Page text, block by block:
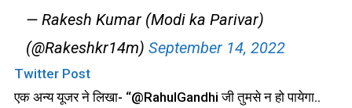
— Rakesh Kumar (Modi ka Parivar)
(@Rakeshkr14m) September 14, 2022
Twitter Post
एक अन्य यूजर ने लिखा- “@RahulGandhi जी तुमसे न हो पायेगा..